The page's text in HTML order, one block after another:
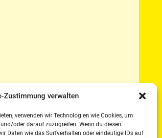
Zustimmung verwalten
verwenden wir Technologien wie Cookies, um
oder darauf zuzugreifen. Wenn du diesen
Daten wie das Surfverhalten oder eindeutige IDs auf